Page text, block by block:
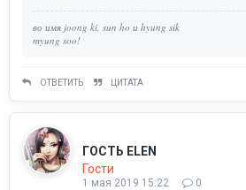
во имя joong ki, sun ho и hyung sik
myung soo!
ОТВЕТИТЬ ЦИТАТА
ГОСТЬ ELEN
Гости
1 мая 2019 15:22 0